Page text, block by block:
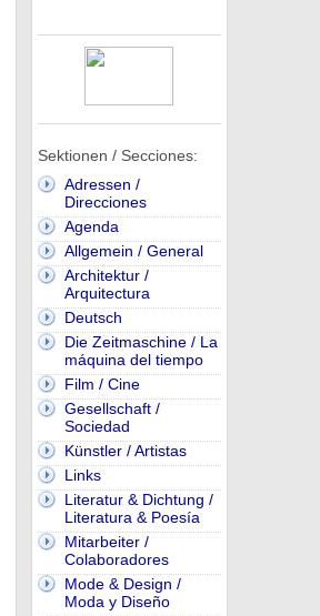
Sektionen / Secciones:
Adressen /
Direcciones
Agenda
Allgemein / General
Architektur /
Arquitectura
Deutsch
Die Zeitmaschine / La
máquina del tiempo
Film / Cine
Gesellschaft /
Sociedad
Künstler / Artistas
Links
Literatur & Dichtung /
Literatura & Poesía
Mitarbeiter /
Colaboradores
Mode & Design /
Moda y Diseño